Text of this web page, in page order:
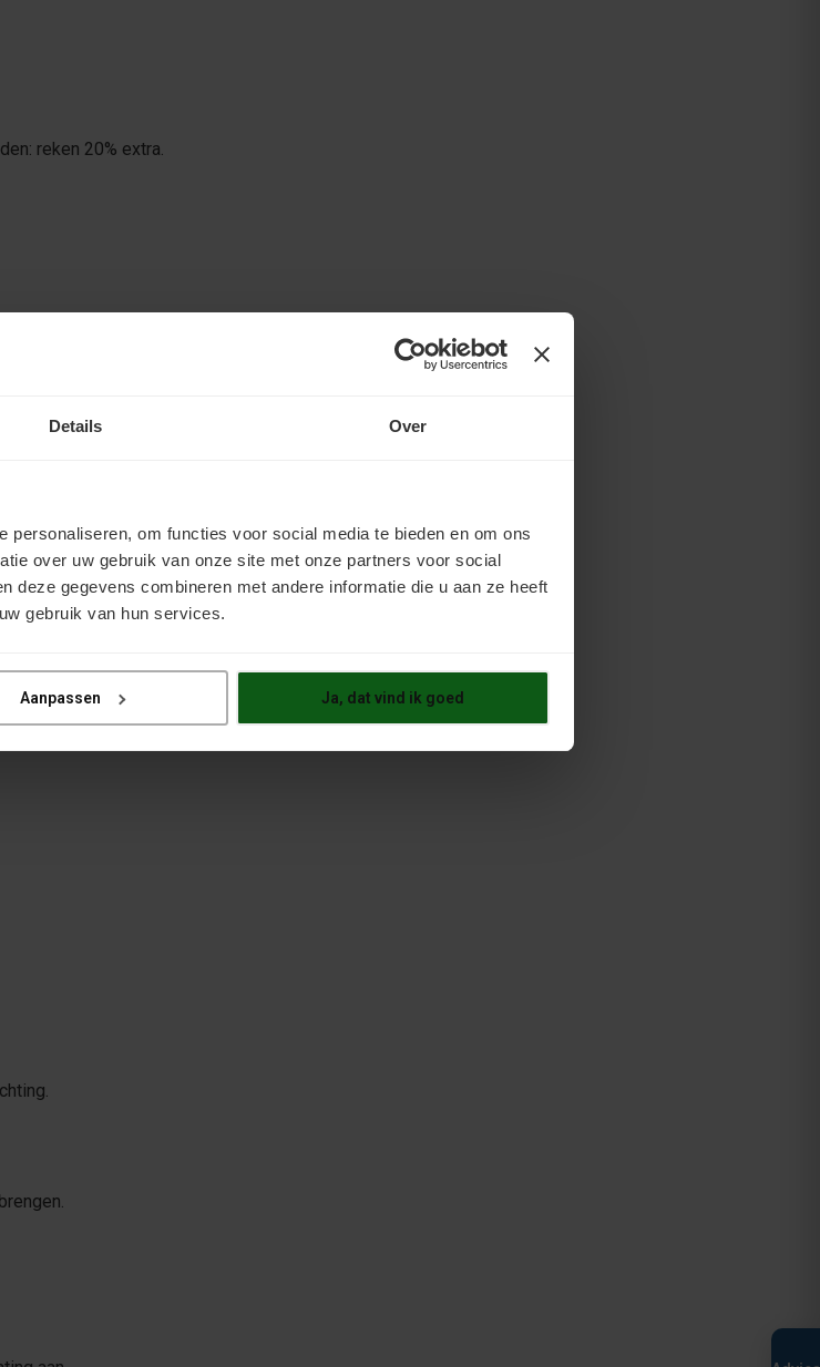
Details Over
personaliseren, om functies voor social media te bieden en om ons
over uw gebruik van onze site met onze partners voor social
deze gegevens combineren met andere informatie die u aan ze heeft
gebruik van hun services.
Aanpassen Ja, dat vind ik goed
reken 20% extra.